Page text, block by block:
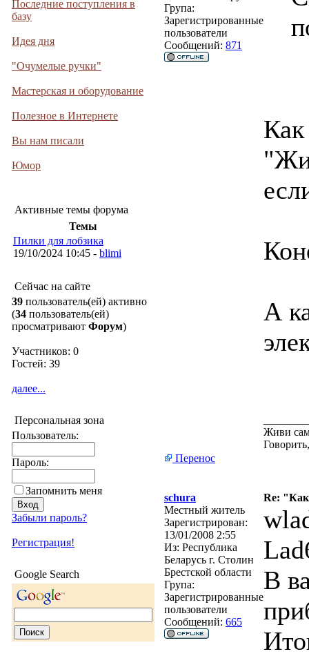
Последние поступления в
базу
Идея дня
"Очумелые ручки"
Мастерская и оборудование
Полезное в Интернете
Вы нам писали
Юмор
Активные темы форума
Темы
Пилки для лобзика
19/10/2024 10:45 - blimi
Сейчас на сайте
39 пользователь(ей) активно
(34 пользователь(ей)
просматривают Форум)
Участников: 0
Гостей: 39
далее...
Персональная зона
Пользователь:
Пароль:
Запомнить меня
Забыли пароль?
Регистрация!
Google Search
Група:
Зарегистрированные
пользователи
Сообщений: 871
А
Живи
Перенос
schura
Re:
Местный житель
Зарегистрирован:
13/01/2008 2:55
Из: Республика
Беларусь г. Столин
Брестской области
Група:
Зарегистрированные
пользователи
Сообщений: 665
В